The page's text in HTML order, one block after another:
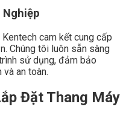
Nghiệp
cam kết cung cấp
Chúng tôi luôn sẵn sàng
sử dụng, đảm bảo
an toàn.
Đặt Thang Máy